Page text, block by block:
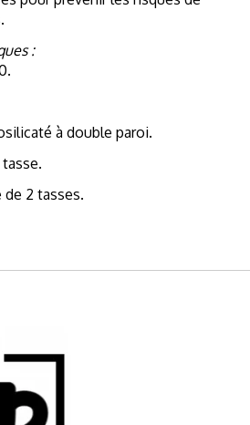
:
à double paroi.
de 2 tasses.